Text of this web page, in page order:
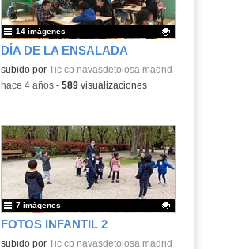
DÍA DE LA ENSALADA
Contenido educativo.
subido por Tic cp navasdetolosa madrid
14 imágenes
-hace 4 años- 589visualizaciones
FOTOS INFANTIL 2
Contenido educativo.
subido por Tic cp navasdetolosa madrid
7 imágenes